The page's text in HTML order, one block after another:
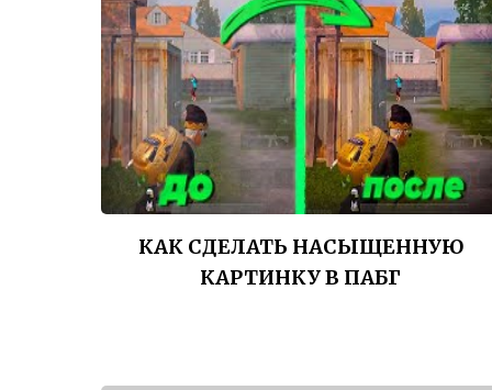
КАК СДЕЛАТЬ НАСЫЩЕННУЮ
КАРТИНКУ В ПАБГ